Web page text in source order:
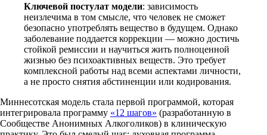
Ключевой постулат модели: зависимость
неизлечима в том смысле, что человек не сможет
безопасно употреблять вещество в будущем. Однако
заболевание поддается коррекции — можно достичь
стойкой ремиссии и научиться жить полноценной
жизнью без психоактивных веществ. Это требует
комплексной работы над всеми аспектами личности,
а не просто снятия абстиненции или кодирования.
Миннесотская модель стала первой программой, которая
интегрировала программу «12 шагов» (разработанную в
Сообществе Анонимных Алкоголиков) в клиническую